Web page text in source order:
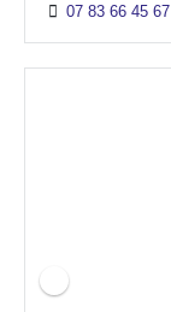
07 83 66 45 67